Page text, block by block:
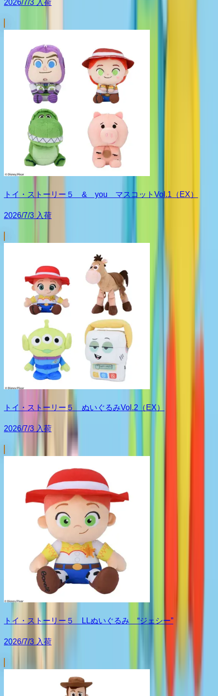
2026/7/3 入荷
トイ・ストーリー５ & you マスコットVol.1（EX）
2026/7/3 入荷
トイ・ストーリー５ ぬいぐるみVol.2（EX）
2026/7/3 入荷
トイ・ストーリー５ LLぬいぐるみ “ジェシー”
2026/7/3 入荷